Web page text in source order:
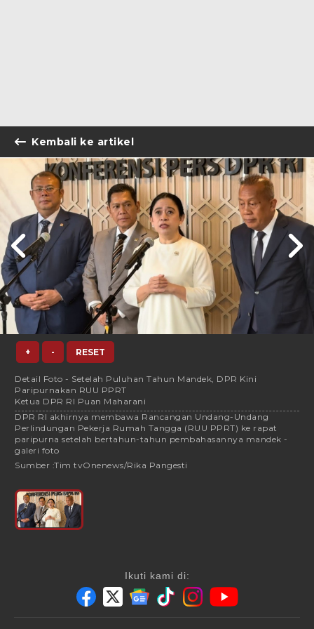
Kembali ke artikel
+ - RESET
Detail Foto - Setelah Puluhan Tahun Mandek, DPR Kini
Paripurnakan RUU PPRT
Ketua DPR RI Puan Maharani
DPR RI akhirnya membawa Rancangan Undang-Undang
Perlindungan Pekerja Rumah Tangga (RUU PPRT) ke rapat
paripurna setelah bertahun-tahun pembahasannya mandek -
galeri foto
Sumber :Tim tvOnenews/Rika Pangesti
Ikuti kami di: